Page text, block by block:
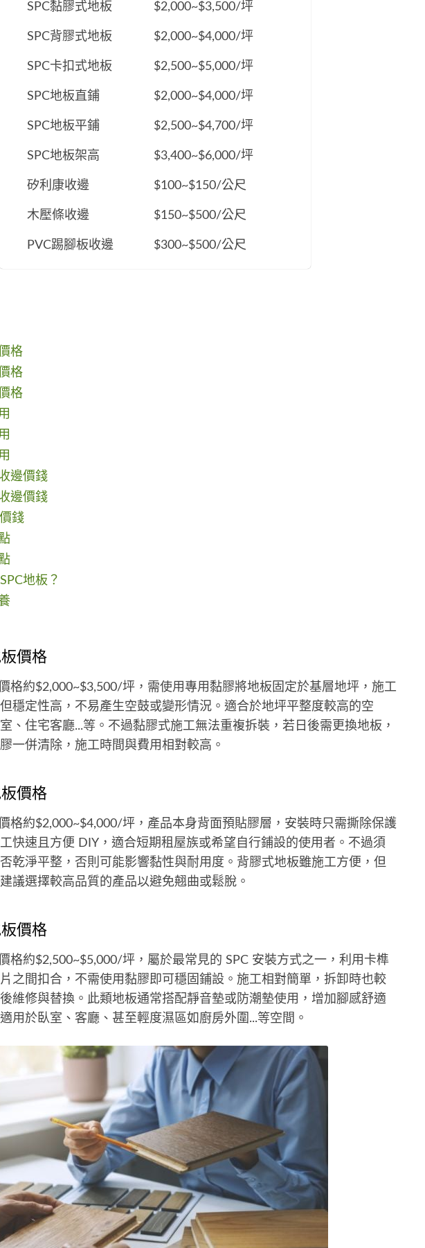
SPC黏膠式地板 $2,000~$3,500/坪
SPC背膠式地板 $2,000~$4,000/坪
SPC卡扣式地板 $2,500~$5,000/坪
SPC地板直鋪 $2,000~$4,000/坪
SPC地板平鋪 $2,500~$4,700/坪
SPC地板架高 $3,400~$6,000/坪
矽利康收邊 $100~$150/公尺
木壓條收邊 $150~$500/公尺
PVC踢腳板收邊 $300~$500/公尺
格
格
格
邊價錢
邊價錢
錢
地板？
價格
格約$2,000~$3,500/坪，需使用專用黏膠將地板固定於基層地坪，施工
穩定性高，不易產生空鼓或變形情況。適合於地坪平整度較高的空
、住宅客廳...等。不過黏膠式施工無法重複拆裝，若日後需更換地板，
一併清除，施工時間與費用相對較高。
價格
格約$2,000~$4,000/坪，產品本身背面預貼膠層，安裝時只需撕除保護
快速且方便 DIY，適合短期租屋族或希望自行鋪設的使用者。不過須
乾淨平整，否則可能影響黏性與耐用度。背膠式地板雖施工方便，但
議選擇較高品質的產品以避免翹曲或鬆脫。
價格
格約$2,500~$5,000/坪，屬於最常見的 SPC 安裝方式之一，利用卡榫
之間扣合，不需使用黏膠即可穩固鋪設。施工相對簡單，拆卸時也較
維修與替換。此類地板通常搭配靜音墊或防潮墊使用，增加腳感舒適
用於臥室、客廳、甚至輕度濕區如廚房外圍...等空間。